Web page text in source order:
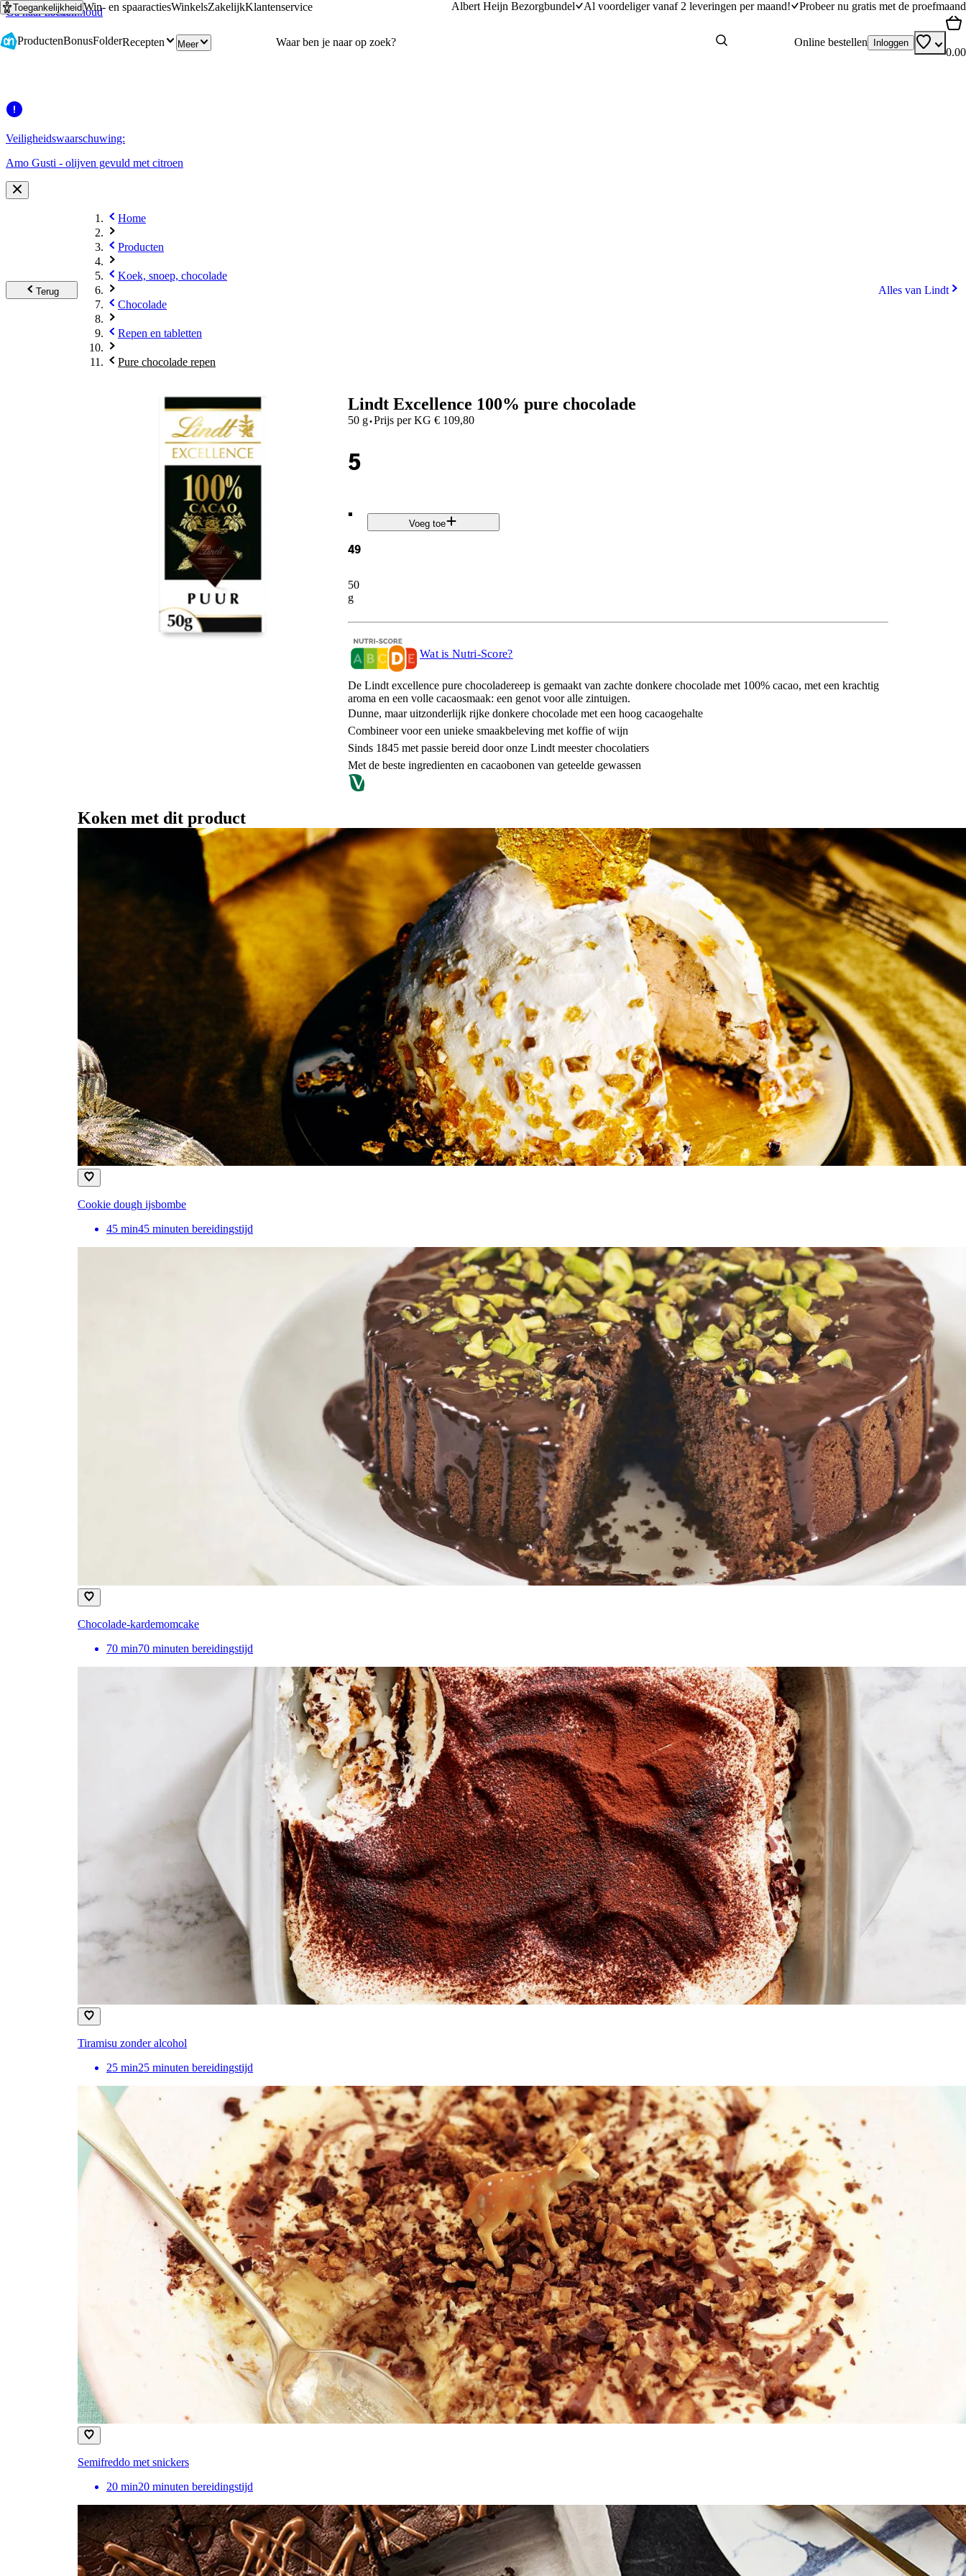
Ga naar hoofdinhoud
Ga naar zoeken
ToegankelijkheidWin- en spaaractiesWinkelsZakelijkKlantenservice Albert Heijn Bezorgbundel Al voordeliger vanaf 2 leveringen per maand! Probeer nu gratis met de proefmaand
ProductenBonusFolderRecepten Meer Online bestellen Inloggen
0.00
Veiligheidswaarschuwing:
Amo Gusti - olijven gevuld met citroen
Terug
Home
Producten
Koek, snoep, chocolade
Chocolade
Repen en tabletten
Pure chocolade repen
Alles van Lindt
Lindt Excellence 100% pure chocolade
50 g·Prijs per KG € 109,80
5
.
49
50
g
Voeg toe
Wat is Nutri-Score?
De Lindt excellence pure chocoladereep is gemaakt van zachte donkere chocolade met 100% cacao, met een krachtig
aroma en een volle cacaosmaak: een genot voor alle zintuigen.
Dunne, maar uitzonderlijk rijke donkere chocolade met een hoog cacaogehalte
Combineer voor een unieke smaakbeleving met koffie of wijn
Sinds 1845 met passie bereid door onze Lindt meester chocolatiers
Met de beste ingredienten en cacaobonen van geteelde gewassen
Koken met dit product
Cookie dough ijsbombe
45 min45 minuten bereidingstijd
Chocolade-kardemomcake
70 min70 minuten bereidingstijd
Tiramisu zonder alcohol
25 min25 minuten bereidingstijd
Semifreddo met snickers
20 min20 minuten bereidingstijd